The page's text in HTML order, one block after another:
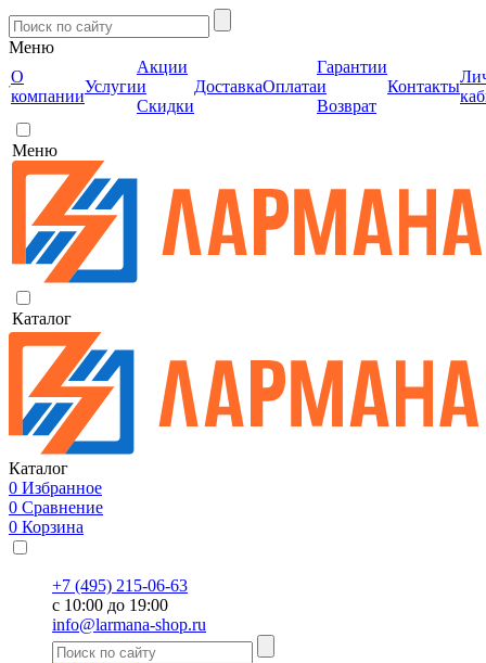
Меню
О
компании
Услуги
Акции
и
Скидки
ДоставкаОплата
Гарантии
и
Возврат
Контакты
Меню
Каталог
Каталог
0 Избранное
0 Сравнение
0 Корзина
+7 (495) 215-06-63
с 10:00 до 19:00
info@larmana-shop.ru